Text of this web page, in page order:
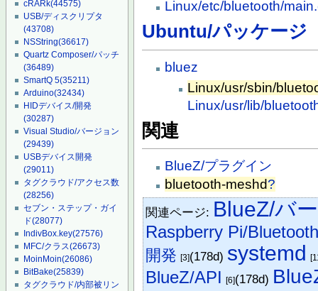
cRARk(44575)
USB/ディスクリプタ
(43708)
NSString(36617)
Quartz Composer/パッチ
(36489)
SmartQ 5(35211)
Arduino(32434)
HIDデバイス/開発
(30287)
Visual Studio/バージョン
(29439)
USBデバイス開発
(29011)
タグクラウド/アクセス数
(28256)
セブン・ステップ・ガイ
ド(28077)
IndivBox.key(27576)
MFC/クラス(26673)
MoinMoin(26086)
BitBake(25839)
タグクラウド/内部被リン
Linux/etc/bluetooth/
Ubuntu/パッケージ
bluez
Linux/usr/sbin/
Linux/usr/lib/
関連
BlueZ/プラグイン
bluetooth-meshd?
関連ページ: BlueZ/バ
Raspberry Pi/
開発 [3](178d) systemd
BlueZ/API [6](178d)